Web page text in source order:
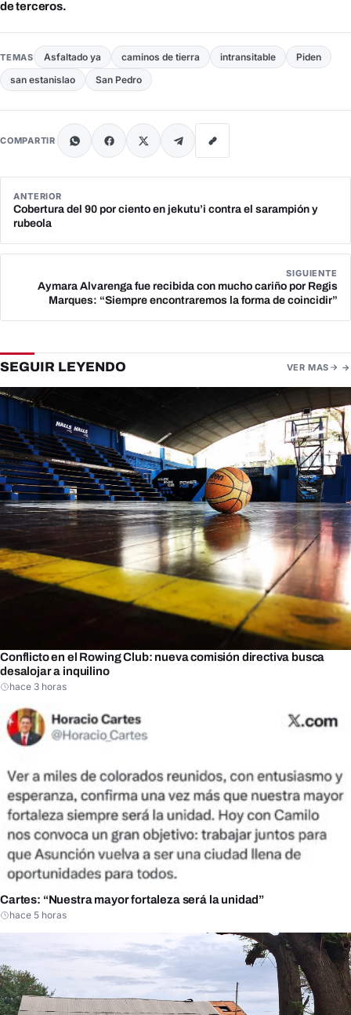
de terceros.
TEMAS Asfaltado ya caminos de tierra intransitable
Piden
san estanislao
San Pedro
COMPARTIR
ANTERIOR
Cobertura del 90 por ciento en jekutu’i contra el sarampión y
rubeola
SIGUIENTE
Aymara Alvarenga fue recibida con mucho cariño por Regis
Marques: “Siempre encontraremos la forma de coincidir”
SEGUIR LEYENDO VER MAS
Conflicto en el Rowing Club: nueva comisión directiva busca
desalojar a inquilino
hace 3 horas
Cartes: “Nuestra mayor fortaleza será la unidad”
hace 5 horas